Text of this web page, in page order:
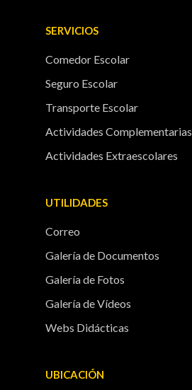
SERVICIOS
Comedor Escolar
Seguro Escolar
Transporte Escolar
Actividades Complementarias
Actividades Extraescolares
UTILIDADES
Correo
Galería de Documentos
Galería de Fotos
Galería de Vídeos
Webs Didácticas
UBICACIÓN